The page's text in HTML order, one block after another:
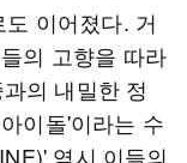
이어졌다. 거
의 고향을 따라
의 내밀한 정
이돌'이라는 수
역시 이들의